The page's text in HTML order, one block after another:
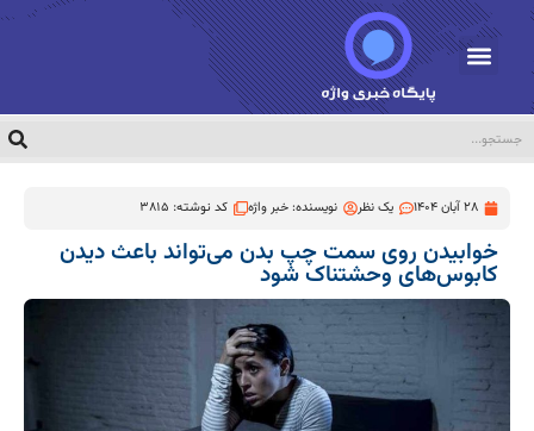
28 آبان 1404 یک نظر نویسنده:خبر واژه کد نوشته: 3815
خوابیدن روی سمت چپ بدن می‌تواند باعث دیدن
کابوس‌های وحشتناک شود